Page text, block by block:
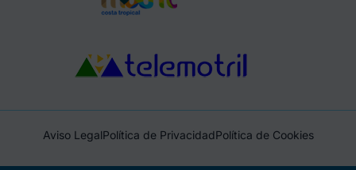
Aviso LegalPolítica de PrivacidadPolítica de Cookies